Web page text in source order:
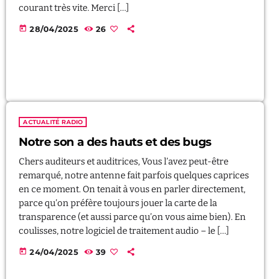
courant très vite. Merci […]
today 28/04/2025 26
ACTUALITÉ RADIO
Notre son a des hauts et des bugs
Chers auditeurs et auditrices, Vous l’avez peut-être
remarqué, notre antenne fait parfois quelques caprices
en ce moment. On tenait à vous en parler directement,
parce qu’on préfère toujours jouer la carte de la
transparence (et aussi parce qu’on vous aime bien). En
coulisses, notre logiciel de traitement audio – le […]
today 24/04/2025 39